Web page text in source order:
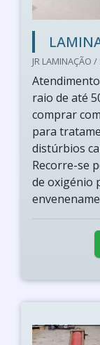
JR LAMINAÇÃO
raio de até
comprar
para
distúrbios
Recorre-se
de oxigénio